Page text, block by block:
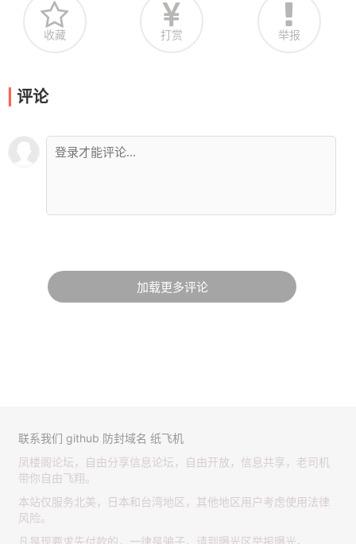
收藏 打赏 举报
评论
加载更多评论
联系我们 github 防封域名 纸飞机
凤楼阁论坛，自由分享信息论坛，自由开放，信息共享，老司机
带你自由飞翔。
本站仅服务北美，日本和台湾地区，其他地区用户考虑使用法律
风险。
凡是现要求先付款的，一律是骗子，请到曝光区举报曝光。